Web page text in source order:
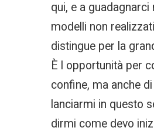
qui, e a
modelli non
distingue per la
È l opportunità per
confine, ma anche
lanciarmi in questo
dirmi come devo